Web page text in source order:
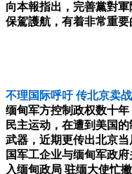
向本報指出，完善黨對
保駕護航，有着非常重要
不理国际呼吁 传北京卖
缅甸军方控制政权数十
民主运动，在遭到美国
武器，近期更传出北京
国军工企业与缅甸军政
入缅甸政局 驻缅大使忙